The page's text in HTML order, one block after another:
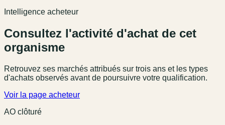
Intelligence acheteur
Consultez l'activité d'achat de cet
organisme
Retrouvez ses marchés attribués sur trois ans et les types
d'achats observés avant de poursuivre votre qualification.
Voir la page acheteur
AO clôturé